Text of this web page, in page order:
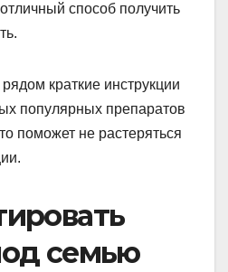
способ получить
краткие инструкции
популярных препаратов
поможет не растеряться
семью